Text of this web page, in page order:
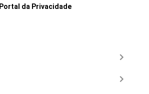
Portal da Privacidade